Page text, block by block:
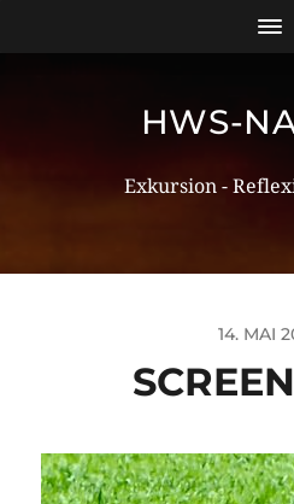
HWS-
Exkursion -
14. MAI